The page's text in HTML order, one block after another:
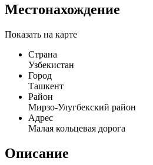
Местонахождение
Показать на карте
Страна
Узбекистан
Город
Ташкент
Район
Мирзо-Улугбекский район
Адрес
Малая кольцевая дорога
Описание